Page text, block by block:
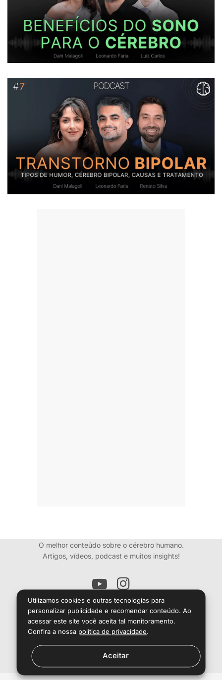
Utilizamos cookies e outras tecnologias para
personalizar publicidade e recomendar conteúdo. Ao
acessar este site você aceita tal monitoramento.
Confira a nossa política de privacidade.
Aceitar
O melhor conteúdo sobre o cérebro humano.
Artigos, vídeos, podcast e muitos insights!
O conteúdo desse site é informativo e
não dispensa consulta médica.